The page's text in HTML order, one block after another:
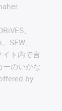
、
SEW、
ト内で言
ーのいかな
by